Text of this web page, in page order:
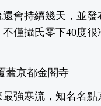
會持續幾天，並
僅攝氏零下40度
蓋京都金閣寺
強寒流，知名名